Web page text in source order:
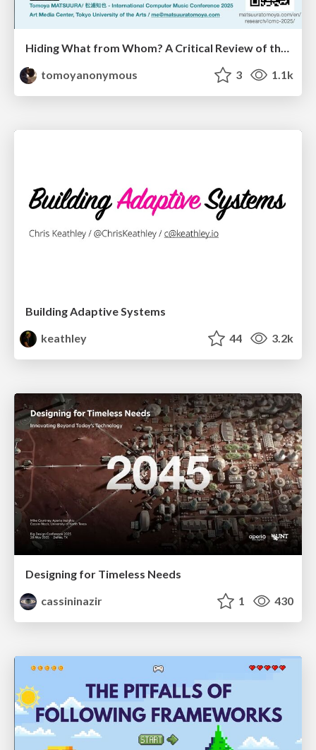
Hiding What from Whom? A Critical Review of the History of Programming languages for Music
tomoyanonymous
3 1.1k
Building Adaptive Systems
keathley
44 3.2k
Designing for Timeless Needs
cassininazir
1 430